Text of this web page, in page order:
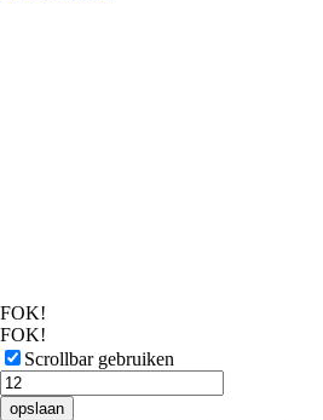
FOK!
FOK!
Scrollbar gebruiken
opslaan